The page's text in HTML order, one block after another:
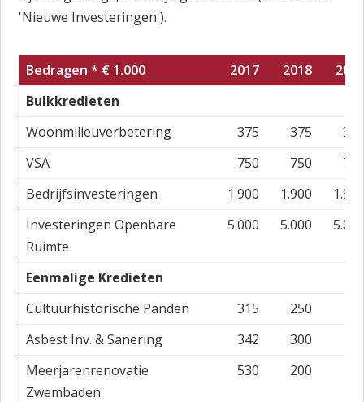
'Nieuwe Investeringen').
Bedragen * € 1.000 2017 2018
Bulkkredieten
Woonmilieuverbetering
375 375
VSA
750 750
Bedrijfsinvesteringen
1.900 1.900
Investeringen Openbare
Ruimte
5.000 5.000
Eenmalige Kredieten
Cultuurhistorische Panden
315
250
Asbest Inv. & Sanering
342
300
Meerjarenrenovatie
Zwembaden
530 200